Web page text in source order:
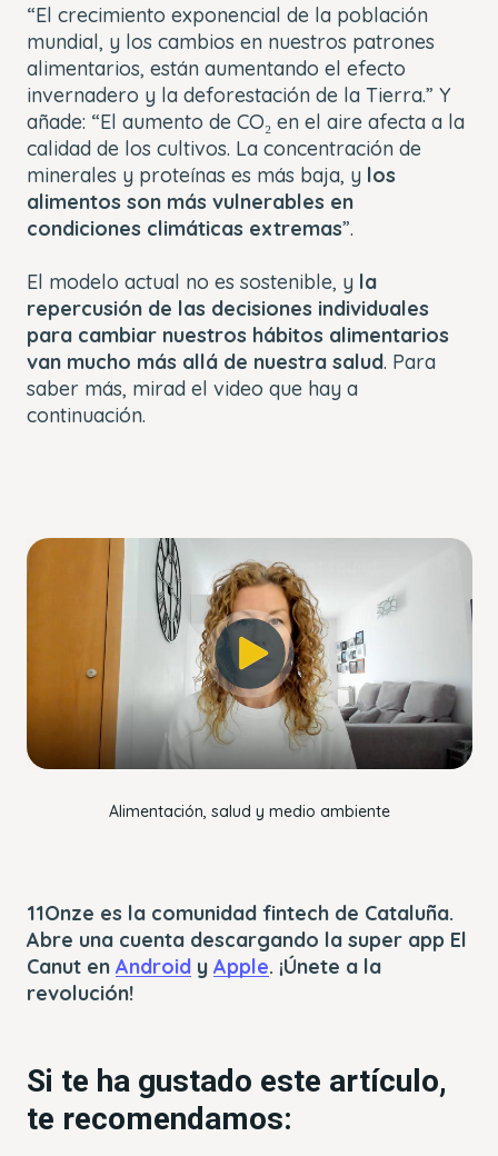
“El crecimiento exponencial de la población
mundial, y los cambios en nuestros patrones
alimentarios, están aumentando el efecto
invernadero y la deforestación de la Tierra.” Y
añade: “El aumento de CO₂ en el aire afecta a la
calidad de los cultivos. La concentración de
minerales y proteínas es más baja, y los
alimentos son más vulnerables en
condiciones climáticas extremas”.
El modelo actual no es sostenible, y la
repercusión de las decisiones individuales
para cambiar nuestros hábitos alimentarios
van mucho más allá de nuestra salud. Para
saber más, mirad el video que hay a
continuación.
Alimentación, salud y medio ambiente
This
is
The Video Cloud account was not found.
Error Code:
VIDEO_CLOUD_ERR_ACCOUNT_NOT_FOUND
2026-08-06:4f673b8975012d0ffe33772 Player Element ID:
player_6257190440001
Modal
Dialog
11Onze es la comunidad fintech de Cataluña.
Abre una cuenta descargando la super app El
Canut en Android y Apple. ¡Únete a la
revolución!
Si te ha gustado este artículo,
te recomendamos: